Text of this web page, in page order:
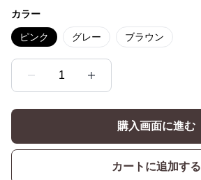
カラー
ピンク グレー ブラウン
1
購入画面に進む
カートに追加する